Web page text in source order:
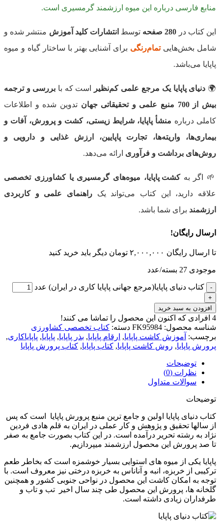
منابع فارسی درباره این میوه ارزشمند گرمسیری است.
این کتاب در 280 صفحه توسط انتشارات کلید آموزش منتشر شده و
شامل بخش‌هاییتمام‌رنگی برای آشنایی بهتر با ساختار گیاه و میوه
پاپایا می‌باشد.
🌍 دنیای پاپایا یک مرجع علمی کم‌نظیر است که بابررسی و ترجمه
بیش از 700 منبع علمی و تحقیقاتی جهان
تدوین شده و اطلاعات
کاملی درباره منشأ پاپایا، شرایط زیستی، کشت و پرورش، آفات و
بیماری‌ها، واریته‌ها، تجارت پاپایین، ارزش غذایی و دارویی و
روش‌های برداشت و فرآوری ارائه می‌دهد.
🌱 اگر بهکشت پاپایا، میوه‌های گرمسیری یا کشاورزی تخصصی
علاقه دارید، این کتاب می‌تواند یک راهنمای علمی و کاربردی
ارزشمند برای شما باشد.
ارسال رایگان!
تا ارسال رایگان ۲,۰۰۰,۰۰۰ تومان دیگر باید خرید کنید
موجودی 27 بسته/عدد
کتاب دنیای پاپایا(مرجع جهانی پاپایا کاری در ایران) عدد
افزودن به سبد خرید
4 افرادی که اکنون این محصول را تماشا می کنند!
شناسه محصول: FK95984 دسته: کتاب تخصصی کشاورزی
برچسب: آموزش کاشت پاپایا, ارقام پاپایا, بذر پاپایا, پاپایا, پاپایاکاری,
پرورش پاپایا, روش کاشت پاپایا, کتاب پاپایا, کتاب پرورش پاپایا
توضیحات
نظرات (0)
سوالات متداول
توضیحات
کتاب دنیای پاپایا اولین و جامع ترین منبع پرورش پاپایا است که پس
از سالها تحقیق و پژوهش و کار عملی در ایران به قلم هادی فردین
نژاد به رشته تحریر درآمده است. در این کتاب بصورت جامع به صفر
تا صد پرورش این محصول ارزشمند میپردازیم.
پاپایا یکی از میوه های استوایی بسیار خوشمزه است که بخاطر طعم
ترکیبی از خربزه، انبه و آناناس به خربزه درختی نیز معروف است. با
توجه به امکان کاشت این محصول در نواحی جنوبی کشور و همچنین
گلخانه ها، پرورش این محصول طی چند سال اخیر تب و تاب و
طرفداران زیادی داشته است.